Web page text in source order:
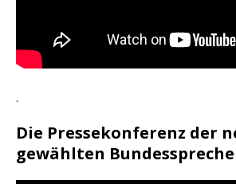
.
Die Pressekonferenz der
gewählten